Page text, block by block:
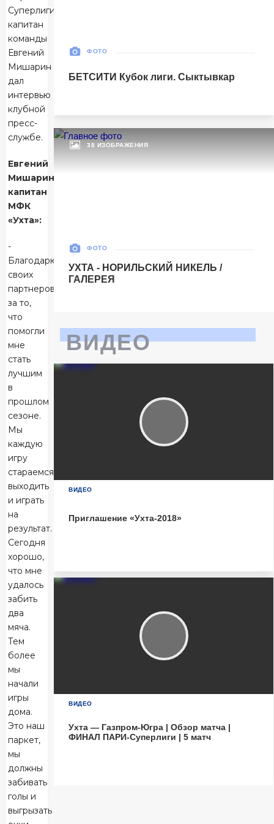
Суперлиги
капитан
команды
Евгений
Мишарин
дал
интервью
клубной
пресс-
службе.
Евгений
Мишарин,
капитан
МФК
«Ухта»:
-
Благодарю
своих
партнеров
за то,
что
помогли
мне
стать
лучшим
в
прошлом
сезоне.
Мы
каждую
игру
стараемся
выходить
и играть
на
результат.
Сегодня
хорошо,
что мне
удалось
забить
два
мяча.
Тем
более
мы
начали
игры
дома.
Это наш
паркет,
мы
должны
забивать
голы и
выгрызать
30 Мая 2026
5
1
БЕТСИТИ Суперлига, Финал
«Центральный». Тюмень
Ухта
Ухта 6
БЕТСИТИ Суперлига, Финал
04 Июня 2026 , 16:30 (МСК)
«Центральный». Тюмень
2
ФОТО
БЕТСИТИ Кубок лиги. Сыктывкар
38 ИЗОБРАЖЕНИЯ
ФОТО
УХТА - НОРИЛЬСКИЙ НИКЕЛЬ /
ГАЛЕРЕЯ
ВИДЕО
ВИДЕО
Приглашение «Ухта-2018»
ВИДЕО
Ухта — Газпром-Югра | Обзор матча |
ФИНАЛ ПАРИ-Суперлиги | 5 матч